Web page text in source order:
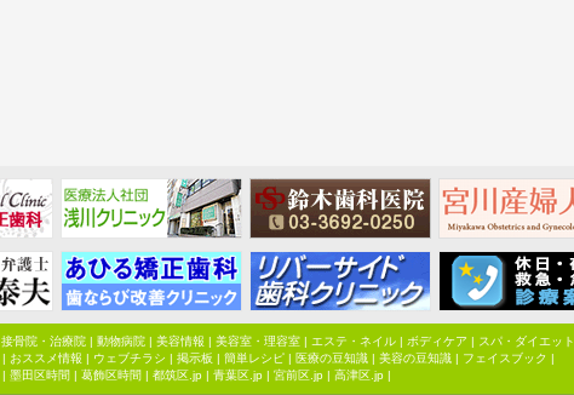
接骨院・治療院| 動物病院| 美容情報 | 美容室・理容室| エステ・ネイル| ボディケア | スパ・ダイエット
| おススメ情報 | ウェブチラシ | 掲示板 | 簡単レシピ| 医療の豆知識| 美容の豆知識| フェイスブック |
| 墨田区時間 | 葛飾区時間 | 都筑区.jp | 青葉区.jp | 宮前区.jp | 高津区.jp |